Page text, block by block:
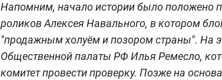
Напомним, начало истории было положено
роликов Алексея Навального, в котором
"продажным холуём и позором страны". На
Общественной палаты РФ Илья Ремесло,
комитет провести проверку. Позже на